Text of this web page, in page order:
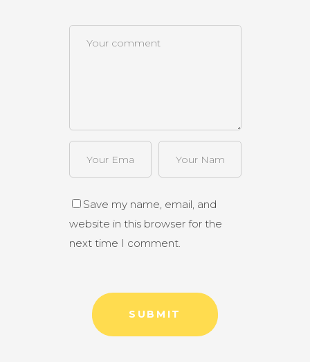
Save my name, email, and
website in this browser for the
next time I comment.